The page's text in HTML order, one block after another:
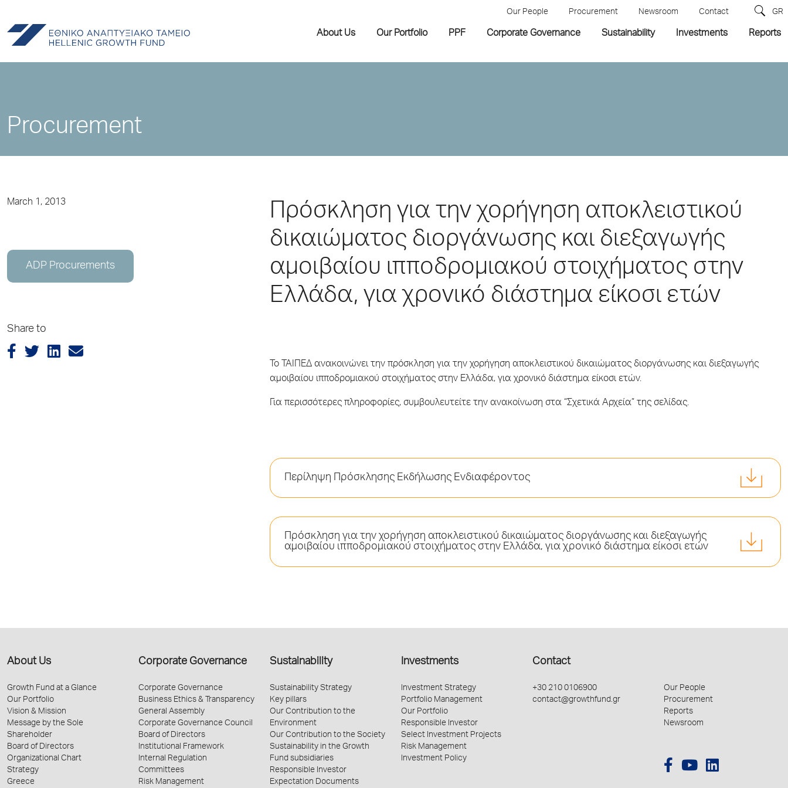
Our People Procurement Newsroom Contact GR
About Us Our Portfolio PPF Corporate Governance Sustainability Investments Reports
Procurement
March 1, 2013
ADP Procurements
Share to
Πρόσκληση για την χορήγηση αποκλειστικού
δικαιώματος διοργάνωσης και διεξαγωγής
αμοιβαίου ιπποδρομιακού στοιχήματος στην
Ελλάδα, για χρονικό διάστημα είκοσι ετών
Το ΤΑΙΠΕΔ ανακοινώνει την πρόσκληση για την χορήγηση αποκλειστικού δικαιώματος διοργάνωσης και διεξαγωγής
αμοιβαίου ιπποδρομιακού στοιχήματος στην Ελλάδα, για χρονικό διάστημα είκοσι ετών.
Για περισσότερες πληροφορίες, συμβουλευτείτε την ανακοίνωση στα “Σχετικά Αρχεία” της σελίδας.
Περίληψη Πρόσκλησης Εκδήλωσης Ενδιαφέροντος
Πρόσκληση για την χορήγηση αποκλειστικού δικαιώματος διοργάνωσης και διεξαγωγής
αμοιβαίου ιπποδρομιακού στοιχήματος στην Ελλάδα, για χρονικό διάστημα είκοσι ετών
About Us
Growth Fund at a Glance
Our Portfolio
Vision & Mission
Message by the Sole
Shareholder
Board of Directors
Organizational Chart
Strategy
Greece
Corporate Governance
Corporate Governance
Business Ethics & Transparency
General Assembly
Corporate Governance Council
Board of Directors
Institutional Framework
Internal Regulation
Committees
Risk Management
Sustainability
Sustainability Strategy
Key pillars
Our Contribution to the
Environment
Our Contribution to the Society
Sustainability in the Growth
Fund subsidiaries
Responsible Investor
Expectation Documents
Investments
Investment Strategy
Portfolio Management
Our Portfolio
Responsible Investor
Select Investment Projects
Risk Management
Investment Policy
Contact
+30 210 0106900
contact@growthfund.gr
Our People
Procurement
Reports
Newsroom